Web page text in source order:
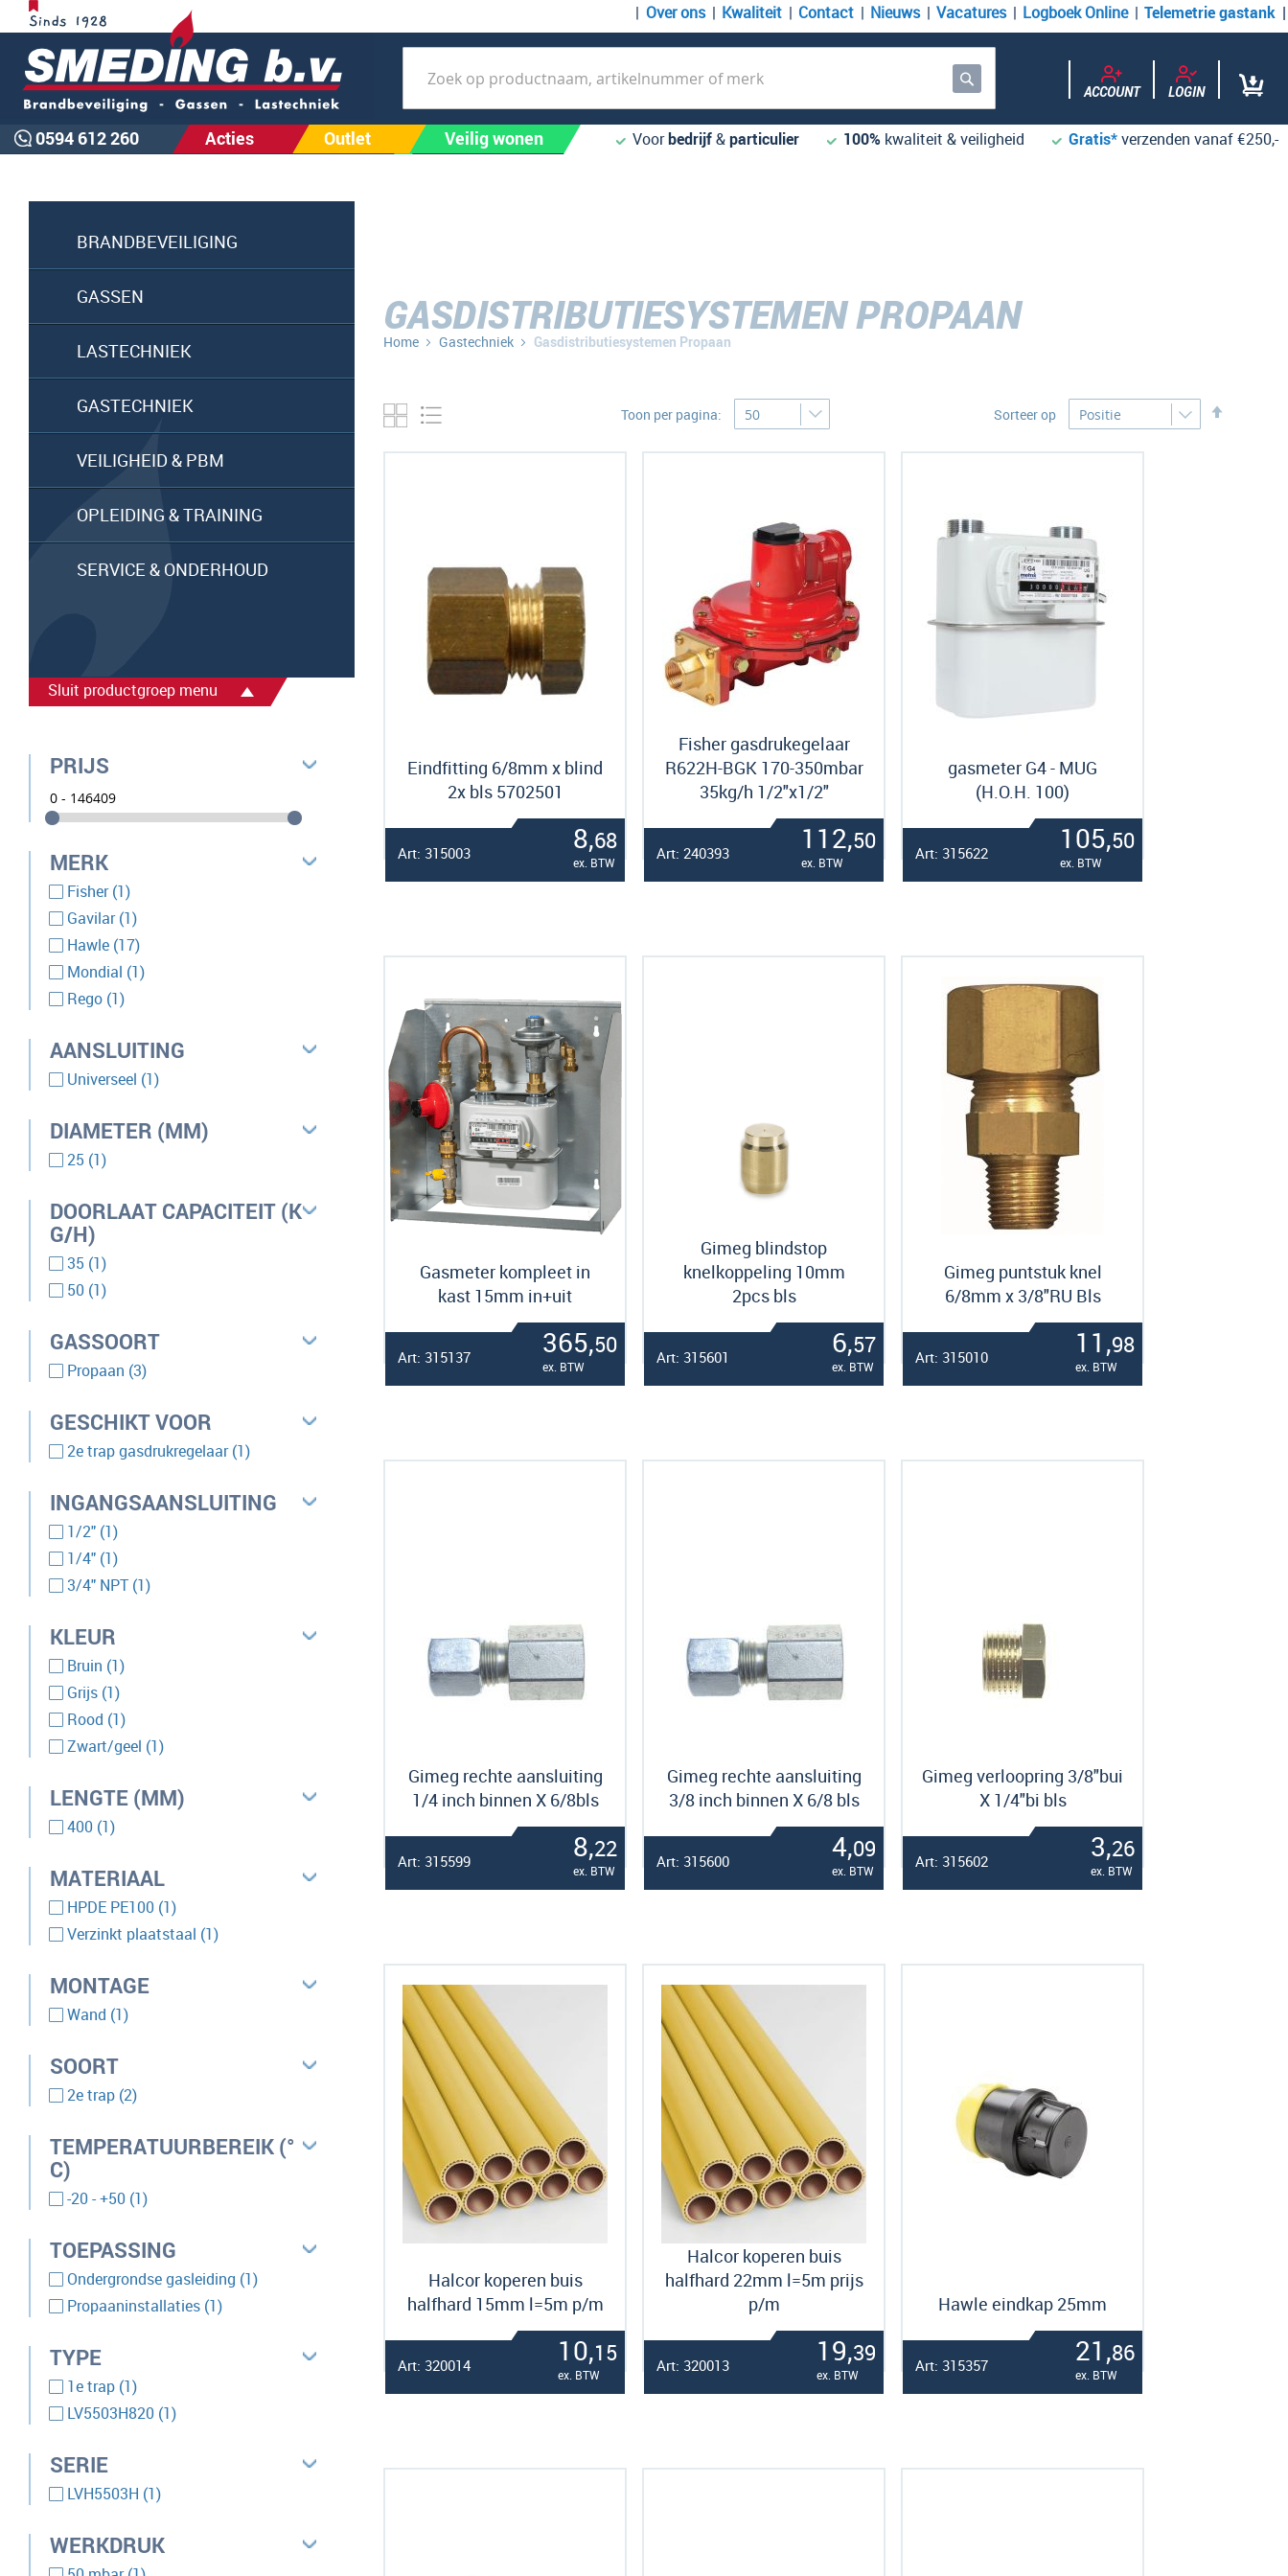
Over ons Kwaliteit Contact Nieuws Vacatures Logboek Online Telemetrie gastank
Zoek Zoek ACCOUNT LOGIN
0594 612 260 Acties Outlet Veilig wonen Voorbedrijf&particulier 100% kwaliteit & veiligheid Gratis*verzenden vanaf €250,-
GASDISTRIBUTIESYSTEMEN PROPAAN
Home Gastechniek Gasdistributiesystemen Propaan
Tonen
als
Foto-
tabel
Lijst Toon per pagina: Sorteer op
Eindfitting 6/8mm x blind
2x bls 5702501
8,68
ex. BTW
Art: 315003
Fisher gasdrukegelaar
R622H-BGK 170-350mbar
35kg/h 1/2"x1/2"
112,50
ex. BTW
Art: 240393
gasmeter G4 - MUG
(H.O.H. 100)
105,50
ex. BTW
Art: 315622
Gasmeter kompleet in
kast 15mm in+uit
365,50
ex. BTW
Art: 315137
Gimeg blindstop
knelkoppeling 10mm
2pcs bls
6,57
ex. BTW
Art: 315601
Gimeg puntstuk knel
6/8mm x 3/8"RU Bls
11,98
ex. BTW
Art: 315010
Gimeg rechte aansluiting
1/4 inch binnen X 6/8bls
8,22
ex. BTW
Art: 315599
Gimeg rechte aansluiting
3/8 inch binnen X 6/8 bls
4,09
ex. BTW
Art: 315600
Gimeg verloopring 3/8"bui
X 1/4"bi bls
3,26
ex. BTW
Art: 315602
Halcor koperen buis
halfhard 15mm l=5m p/m
10,15
ex. BTW
Art: 320014
Halcor koperen buis
halfhard 22mm l=5m prijs
p/m
19,39
ex. BTW
Art: 320013
Hawle eindkap 25mm
21,86
ex. BTW
Art: 315357
BRANDBEVEILIGING
GASSEN
LASTECHNIEK
GASTECHNIEK
VEILIGHEID & PBM
OPLEIDING & TRAINING
SERVICE & ONDERHOUD
Sluit productgroep menu
PRIJS
MERK
Fisher 1product
Gavilar 1product
Hawle 17producten
Mondial 1product
Rego 1product
AANSLUITING
Universeel 1product
DIAMETER (MM)
25 1product
DOORLAAT CAPACITEIT (K
G/H)
35 1product
50 1product
GASSOORT
Propaan 3producten
GESCHIKT VOOR
2e trap gasdrukregelaar 1product
INGANGSAANSLUITING
1/2" 1product
1/4" 1product
3/4" NPT 1product
KLEUR
Bruin 1product
Grijs 1product
Rood 1product
Zwart/geel 1product
LENGTE (MM)
400 1product
MATERIAAL
HPDE PE100 1product
Verzinkt plaatstaal 1product
MONTAGE
Wand 1product
SOORT
2e trap 2producten
TEMPERATUURBEREIK (°
C)
-20 - +50 1product
TOEPASSING
Ondergrondse gasleiding 1product
Propaaninstallaties 1product
TYPE
1e trap 1product
LV5503H820 1product
SERIE
LVH5503H 1product
WERKDRUK
product